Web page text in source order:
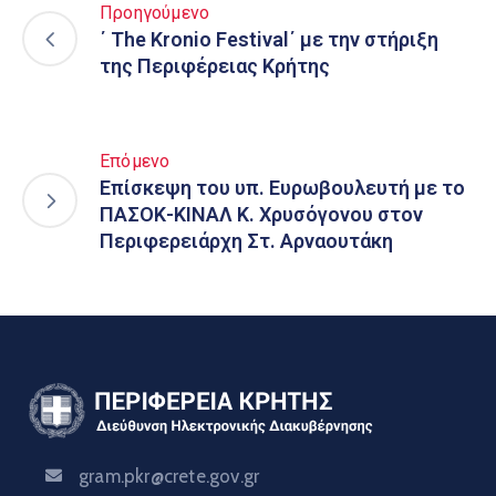
Προηγούμενο
΄ The Kronio Festival΄ με την στήριξη
της Περιφέρειας Κρήτης
Επόμενο
Επίσκεψη του υπ. Ευρωβουλευτή με το
ΠΑΣΟΚ-ΚΙΝΑΛ Κ. Χρυσόγονου στον
Περιφερειάρχη Στ. Αρναουτάκη
gram.pkr@crete.gov.gr